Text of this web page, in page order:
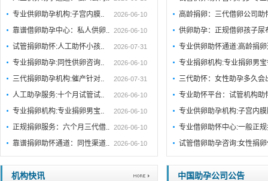
专业供卵助孕机构:子宫内膜.. 2026-06-10
靠谱借卵助孕中心：私人供卵.. 2026-06-10
试管捐卵助怀:人工助怀小孩.. 2026-07-31
专业捐卵助孕:同性供卵咨询.. 2026-06-10
三代捐卵助孕机构:催产针对.. 2026-07-31
人工助孕服务:十个月试管试.. 2026-06-10
专业捐卵机构:专业捐卵男宝.. 2026-06-10
正规捐卵服务：六个月三代借.. 2026-06-10
靠谱捐卵助怀通道：同性渠道.. 2026-06-10
高龄捐卵：三代借卵公司助
供卵助孕：正规借卵孩子尿
专业供卵助怀通道:高龄捐
专业捐卵机构:专业捐卵男
三代助怀：女性助孕多久会
专业助怀平台：试管机构助
专业供卵助孕机构:子宫内
专业借卵助怀中心:一般正
试管借卵助孕咨询:女性捐
机构快讯 中国助孕公司公告